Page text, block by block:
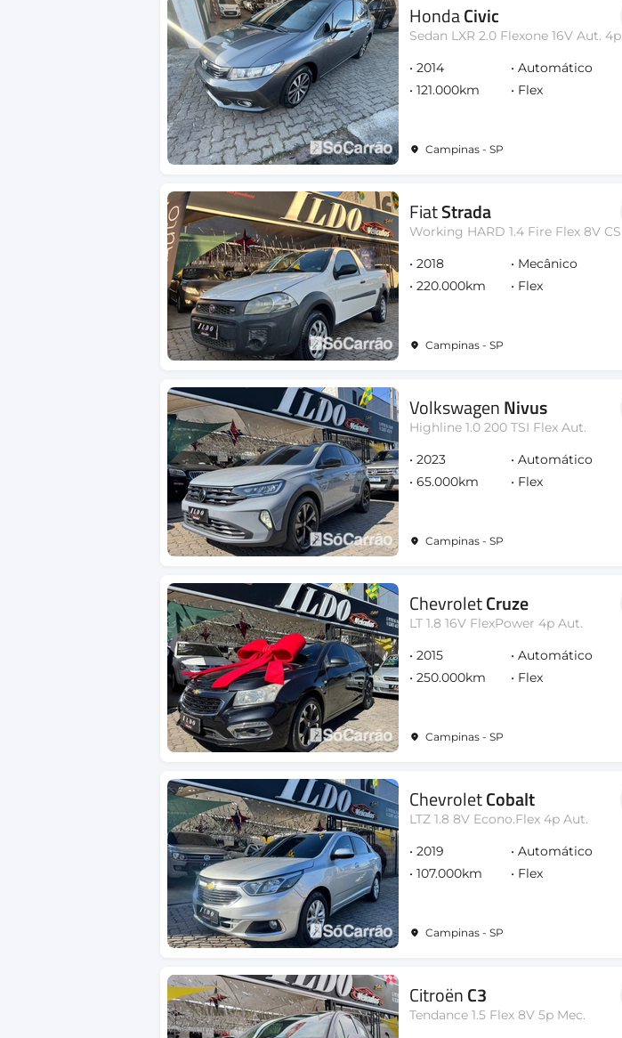
HondaCivic
Sedan LXR 2.0 Flexone 16V Aut. 4p
2014
Automático
121.000km
Flex
Campinas - SP
FiatStrada
Working HARD 1.4 Fire Flex 8V CS
2018
Mecânico
220.000km
Flex
Campinas - SP
VolkswagenNivus
Highline 1.0 200 TSI Flex Aut.
2023
Automático
65.000km
Flex
Campinas - SP
ChevroletCruze
LT 1.8 16V FlexPower 4p Aut.
2015
Automático
250.000km
Flex
Campinas - SP
ChevroletCobalt
LTZ 1.8 8V Econo.Flex 4p Aut.
2019
Automático
107.000km
Flex
Campinas - SP
CitroënC3
Tendance 1.5 Flex 8V 5p Mec.